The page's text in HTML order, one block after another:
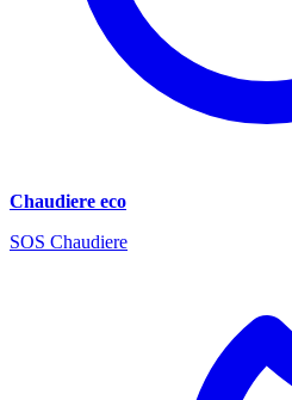
Chaudiere eco
SOS Chaudiere